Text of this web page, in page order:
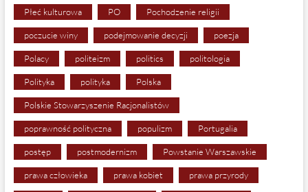
Płeć kulturowa PO Pochodzenie religii
poczucie winy podejmowanie decyzji poezja
Polacy politeizm politics politologia
Polityka polityka Polska
Polskie Stowarzyszenie Racjonalistów
poprawność polityczna populizm Portugalia
postęp postmodernizm Powstanie Warszawskie
prawa człowieka prawa kobiet prawa przyrody